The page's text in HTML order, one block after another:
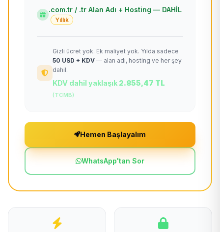
.com.tr / .tr Alan Adı + Hosting — DAHİL
Yıllık
Gizli ücret yok. Ek maliyet yok. Yılda sadece
50 USD + KDV — alan adı, hosting ve her şey
dahil.
KDV dahil yaklaşık 2.855,47 TL
(TCMB)
Hemen Başlayalım
WhatsApp'tan Sor